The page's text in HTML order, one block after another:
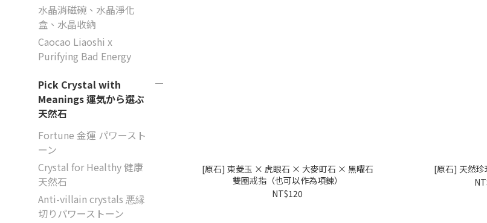
水晶消磁碗、水晶淨化
盒、水晶收納
Caocao Liaoshi x
Purifying Bad Energy
Pick Crystal with
Meanings 運気から選ぶ
天然石
Fortune 金運 パワースト
ーン
Crystal for Healthy 健康
天然石
Anti-villain crystals 悪縁
切りパワーストーン
[原石] 東菱玉 × 虎眼石 × 大麥町石 × 黑曜石
雙圈戒指（也可以作為項鍊）
NT$120
[原石] 天然珍